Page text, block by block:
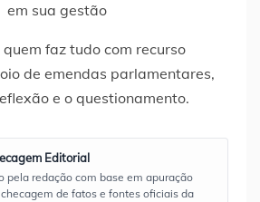
em sua gestão
faz tudo com recurso
de emendas parlamentares,
e o questionamento.
Editorial
pela redação com base em apuração
de fatos e fontes oficiais da